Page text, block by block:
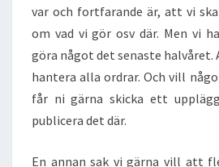
var och fortfarande är, att vi
om vad vi gör osv där. Men vi
göra något det senaste
hantera alla ordrar. Och vill
får ni gärna skicka ett
publicera det där.
En annan sak vi gärna vill att